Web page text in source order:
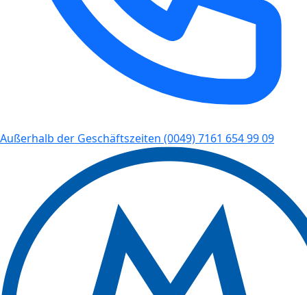
Außerhalb der Geschäftszeiten (0049) 7161 654 99 09